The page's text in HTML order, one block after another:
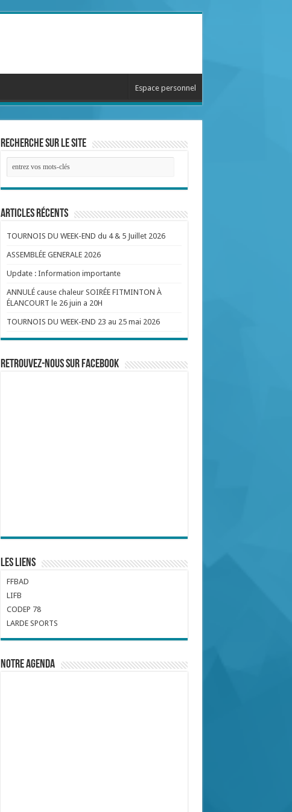
Espace personnel
Recherche sur le site
Articles récents
TOURNOIS DU WEEK-END du 4 & 5 Juillet 2026
ASSEMBLÉE GENERALE 2026
Update : Information importante
ANNULÉ cause chaleur SOIRÉE FITMINTON À
ÉLANCOURT le 26 juin a 20H
TOURNOIS DU WEEK-END 23 au 25 mai 2026
Retrouvez-nous sur Facebook
Les liens
FFBAD
LIFB
CODEP 78
LARDE SPORTS
Notre Agenda